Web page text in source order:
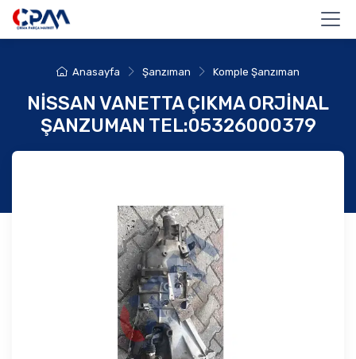
Anasayfa Şanzıman Komple Şanzıman
NİSSAN VANETTA ÇIKMA ORJİNAL
ŞANZUMAN TEL:05326000379